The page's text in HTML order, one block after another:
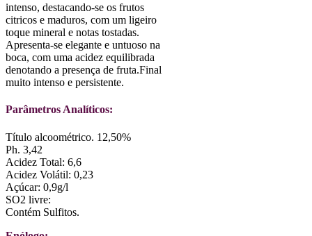
intenso, destacando-se os frutos
citricos e maduros, com um ligeiro
toque mineral e notas tostadas.
Apresenta-se elegante e untuoso na
boca, com uma acidez equilibrada
denotando a presença de fruta.Final
muito intenso e persistente.
Parâmetros Analíticos:
Título alcoométrico. 12,50%
Ph. 3,42
Acidez Total: 6,6
Acidez Volátil: 0,23
Açúcar: 0,9g/l
SO2 livre:
Contém Sulfitos.